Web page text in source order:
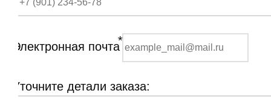
Электронная почта*
Уточните детали заказа: